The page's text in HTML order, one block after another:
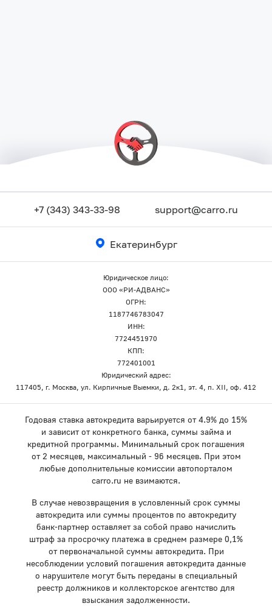
+7 (343) 343-33-98 support@carro.ru
Екатеринбург
Юридическое лицо:
ООО «РИ-АДВАНС»
ОГРН:
1187746783047
ИНН:
7724451970
КПП:
772401001
Юридический адрес:
117405, г. Москва, ул. Кирпичные Выемки, д. 2к1, эт. 4, п. XII, оф. 412
Годовая ставка автокредита варьируется от 4.9% до 15%
и зависит от конкретного банка, суммы займа и
кредитной программы. Минимальный срок погашения
от 2 месяцев, максимальный - 96 месяцев. При этом
любые дополнительные комиссии автопорталом
carro.ru не взимаются.
В случае невозвращения в условленный срок суммы
автокредита или суммы процентов по автокредиту
банк-партнер оставляет за собой право начислить
штраф за просрочку платежа в среднем размере 0,1%
от первоначальной суммы автокредита. При
несоблюдении условий погашения автокредита данные
о нарушителе могут быть переданы в специальный
реестр должников и коллекторское агентство для
взыскания задолженности.